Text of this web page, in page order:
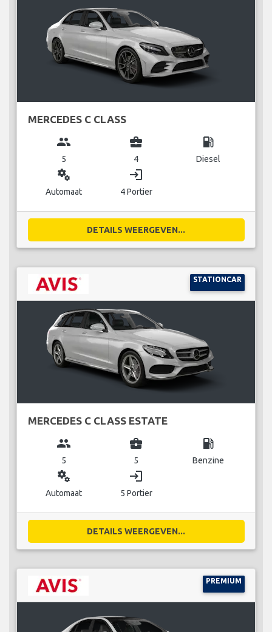
MERCEDES C CLASS
group
5
business_center
4
local_gas_station
Diesel
miscellaneous_services
Automaat
login
4 Portier
DETAILS WEERGEVEN...
STATIONCAR
MERCEDES C CLASS ESTATE
group
5
business_center
5
local_gas_station
Benzine
miscellaneous_services
Automaat
login
5 Portier
DETAILS WEERGEVEN...
PREMIUM